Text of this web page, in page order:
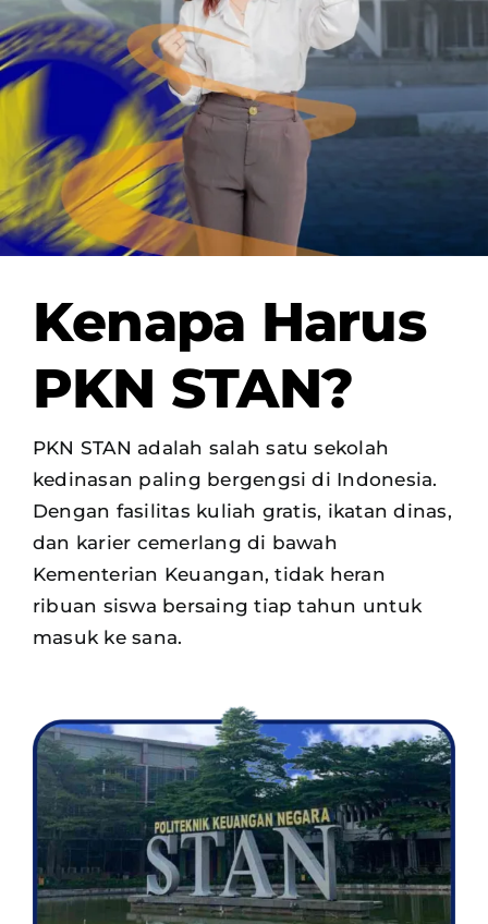
OUR PROGRAM
REGISTRATION
Kenapa Harus
PKN STAN?
PKN STAN adalah salah satu sekolah
kedinasan paling bergengsi di Indonesia.
Dengan fasilitas kuliah gratis, ikatan dinas,
dan karier cemerlang di bawah
Kementerian Keuangan, tidak heran
ribuan siswa bersaing tiap tahun untuk
masuk ke sana.